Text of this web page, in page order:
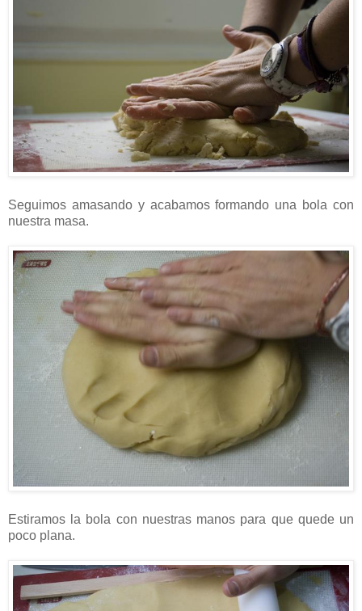
Seguimos amasando y acabamos formando una bola con
nuestra masa.
Estiramos la bola con nuestras manos para que quede un
poco plana.